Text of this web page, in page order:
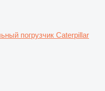
погрузчик Caterpillar